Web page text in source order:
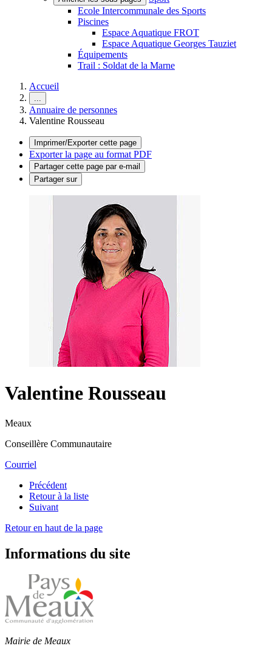
Ecole Intercommunale des Sports
Piscines
Espace Aquatique FROT
Espace Aquatique Georges Tauziet
Équipements
Trail : Soldat de la Marne
Accueil
...
Annuaire de personnes
Valentine Rousseau
Imprimer/Exporter cette page
Exporter la page au format PDF
Partager cette page par e-mail
Partager sur
Valentine Rousseau
Meaux
Conseillère Communautaire
Courriel
Précédent
Retour à la liste
Suivant
Retour en haut de la page
Informations du site
Mairie de Meaux